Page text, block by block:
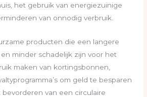
het gebruik van energiezuinige
van onnodig verbruik.
producten die een langere
minder schadelijk zijn voor het
maken van kortingsbonnen,
om geld te besparen
van een circulaire